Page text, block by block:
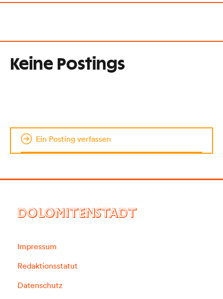
Keine Postings
Ein Posting verfassen
DOLOMITENSTADT
Impressum
Redaktionsstatut
Datenschutz